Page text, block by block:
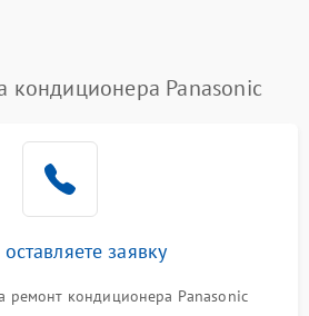
кондиционера Panasonic
заявку
ремонт кондиционера Panasonic